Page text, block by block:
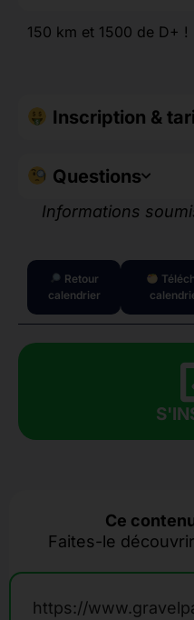
150 km et 1500 de D+ !
Inscription &
Questions
Informations
Retour
calendrier
Ce
Faites-le